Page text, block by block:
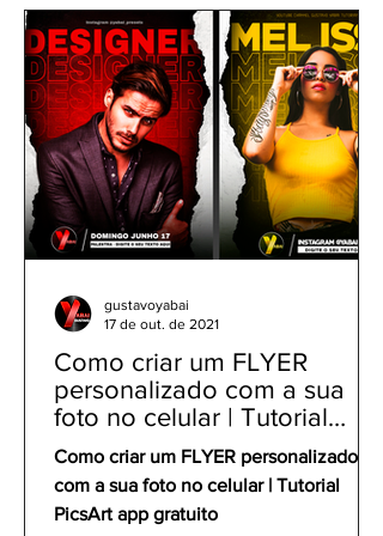
Celular
Como criar um FLYER
personalizado com a sua
foto no celular | Tutorial
PicsArt app gratuito
Como criar um FLYER personalizado
com a sua foto no celular | Tutorial
PicsArt app gratuito
gustavoyabai
17 de out. de 2021